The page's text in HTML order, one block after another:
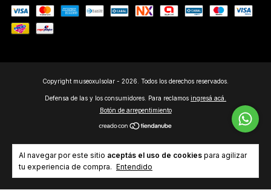
Al navegar por este sitio aceptás el uso de cookies para agilizar
tu experiencia de compra. Entendido
Copyright museoxulsolar - 2026. Todos los derechos reservados.
Defensa de las y los consumidores. Para reclamos ingresá acá.
Botón de arrepentimiento